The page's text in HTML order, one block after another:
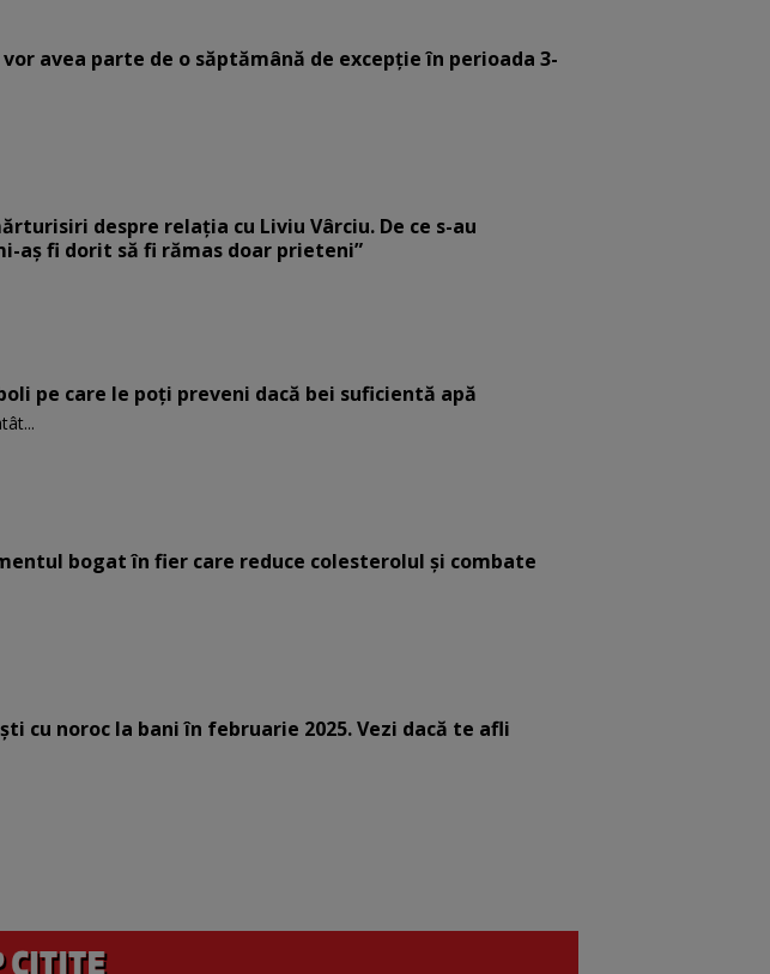
avea parte de o săptămână de excepție în perioada 3-
despre relația cu Liviu Vârciu. De ce s-au
aș fi dorit să fi rămas doar prieteni”
pe care le poți preveni dacă bei suficientă apă
bogat în fier care reduce colesterolul și combate
cu noroc la bani în februarie 2025. Vezi dacă te afli